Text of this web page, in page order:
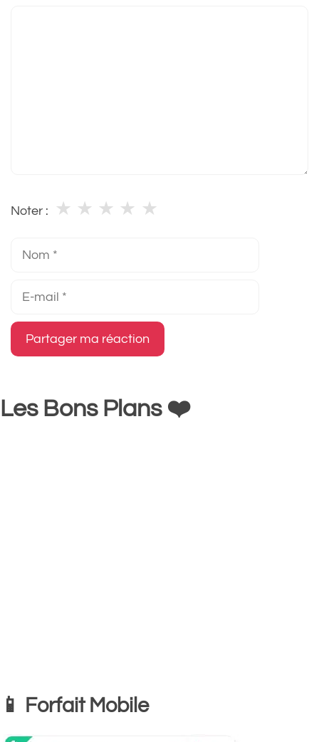
Noter : ★
★
★
★
★
Les Bons Plans ❤️
📱 Forfait Mobile